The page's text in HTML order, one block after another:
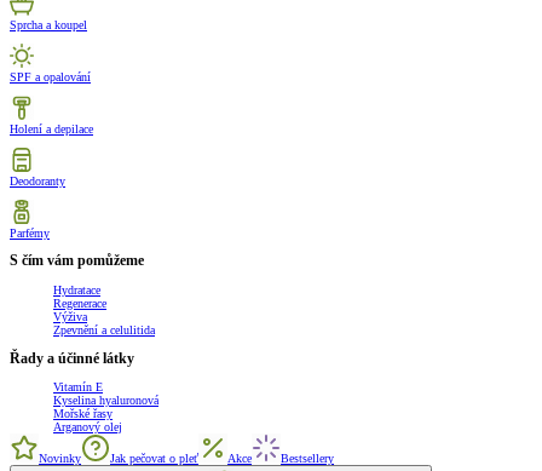
Sprcha a koupel
SPF a opalování
Holení a depilace
Deodoranty
Parfémy
S čím vám pomůžeme
Hydratace
Regenerace
Výživa
Zpevnění a celulitida
Řady a účinné látky
Vitamín E
Kyselina hyaluronová
Mořské řasy
Arganový olej
Novinky Jak pečovat o pleť Akce Bestsellery